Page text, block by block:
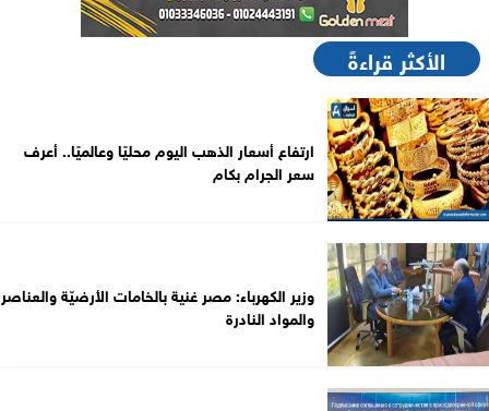
الأكثر قراءةً
ارتفاع أسعار الذهب اليوم محليًا وعالميًا.. أعرف
سعر الجرام بكام
وزير الكهرباء: مصر غنية بالخامات الأرضيّة والعناصر
والمواد النادرة